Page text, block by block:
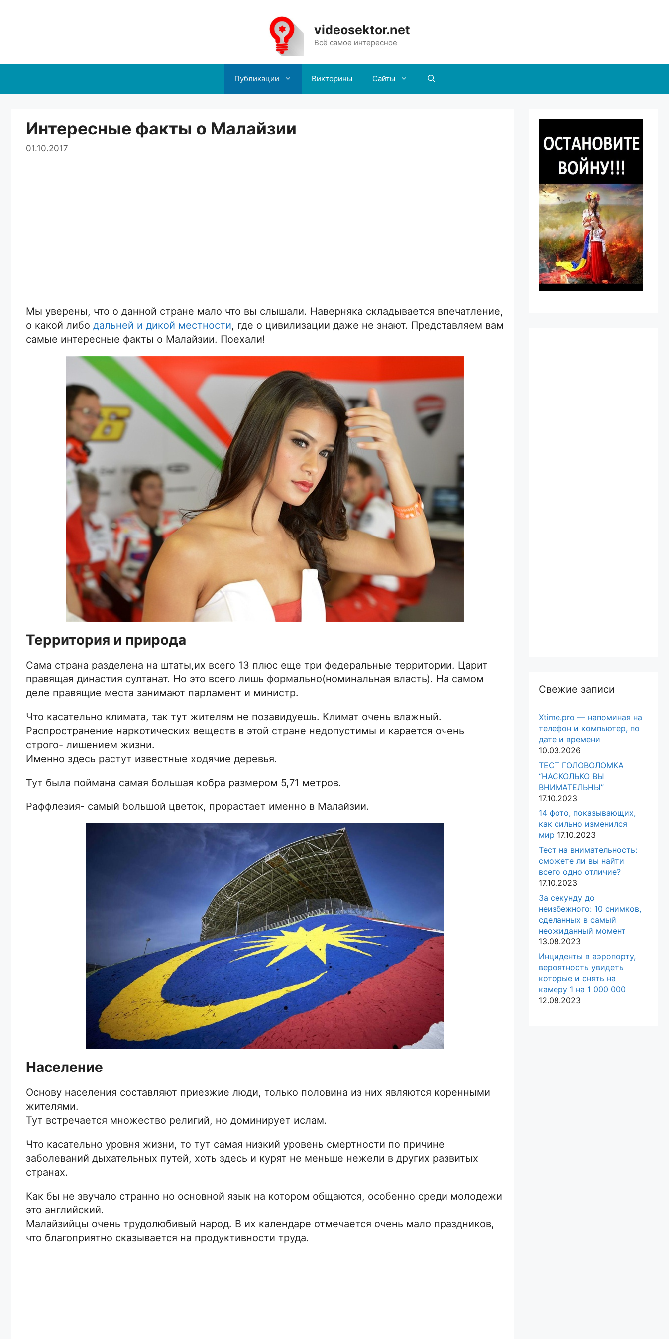
videosektor.net
Всё самое интересное
Публикации Викторины Сайты
Интересные факты о Малайзии
01.10.2017
Мы уверены, что о данной стране мало что вы слышали. Наверняка складывается впечатление,
о какой либо дальней и дикой местности, где о цивилизации даже не знают. Представляем вам
самые интересные факты о Малайзии. Поехали!
Территория и природа
Сама страна разделена на штаты,их всего 13 плюс еще три федеральные территории. Царит
правящая династия султанат. Но это всего лишь формально(номинальная власть). На самом
деле правящие места занимают парламент и министр.
Что касательно климата, так тут жителям не позавидуешь. Климат очень влажный.
Распространение наркотических веществ в этой стране недопустимы и карается очень
строго- лишением жизни.
Именно здесь растут известные ходячие деревья.
Тут была поймана самая большая кобра размером 5,71 метров.
Раффлезия- самый большой цветок, прорастает именно в Малайзии.
Население
Основу населения составляют приезжие люди, только половина из них являются коренными
жителями.
Тут встречается множество религий, но доминирует ислам.
Что касательно уровня жизни, то тут самая низкий уровень смертности по причине
заболеваний дыхательных путей, хоть здесь и курят не меньше нежели в других развитых
странах.
Как бы не звучало странно но основной язык на котором общаются, особенно среди молодежи
это английский.
Малайзийцы очень трудолюбивый народ. В их календаре отмечается очень мало праздников,
что благоприятно сказывается на продуктивности труда.
Свежие записи
Xtime.pro — напоминая на
телефон и компьютер, по
дате и времени
10.03.2026
ТЕСТ ГОЛОВОЛОМКА
“НАСКОЛЬКО ВЫ
ВНИМАТЕЛЬНЫ”
17.10.2023
14 фото, показывающих,
как сильно изменился
мир 17.10.2023
Тест на внимательность:
сможете ли вы найти
всего одно отличие?
17.10.2023
За секунду до
неизбежного: 10 снимков,
сделанных в самый
неожиданный момент
13.08.2023
Инциденты в аэропорту,
вероятность увидеть
которые и снять на
камеру 1 на 1 000 000
12.08.2023